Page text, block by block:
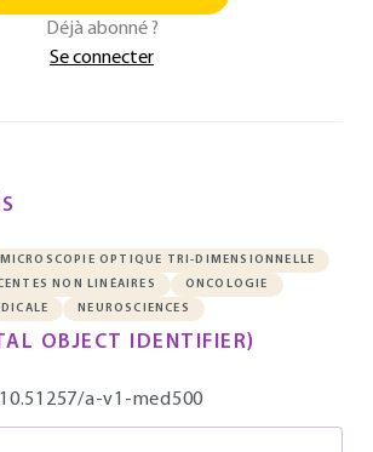
Déjà abonné ?
Se connecter
MICROSCOPIE OPTIQUE TRI-DIMENSIONNELLE
NON LINÉAIRES
ONCOLOGIE
NEUROSCIENCES
OBJECT IDENTIFIER)
a-v1-med500